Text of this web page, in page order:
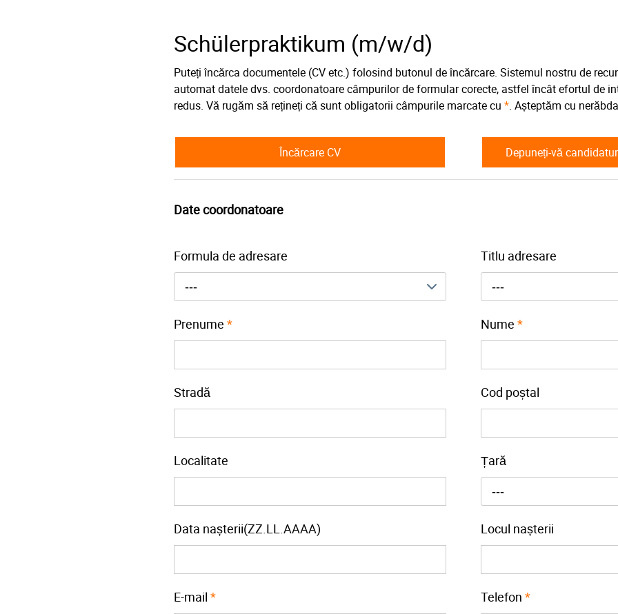
Schülerpraktikum (m/w/d)
Puteți încărca documentele (CV etc.) folosind butonul de încărcare. Sistemul nostru de
automat datele dvs. coordonatoare câmpurilor de formular corecte, astfel încât efortul de
redus. Vă rugăm să rețineți că sunt obligatorii câmpurile marcate cu *. Așteptăm cu
Încărcare CV Depuneți-vă
Date coordonatoare
Formula de adresare
---
Titlu adresare
---
Prenume * Nume*
Stradă Cod poștal
Localitate Țară
---
Data nașterii(ZZ.LL.AAAA) Locul nașterii
E-mail * Telefon*